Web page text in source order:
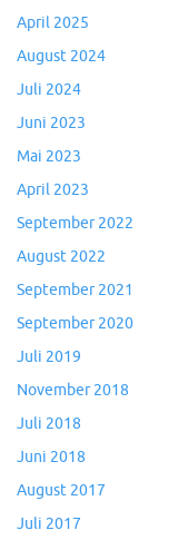
April 2025
August 2024
Juli 2024
Juni 2023
Mai 2023
April 2023
September 2022
August 2022
September 2021
September 2020
Juli 2019
November 2018
Juli 2018
Juni 2018
August 2017
Juli 2017